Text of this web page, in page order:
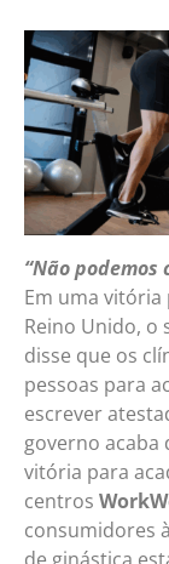
“Não
Em uma vitória
Reino Unido, o
disse que os
pessoas para
escrever
governo acaba
vitória para
centros
consumidores